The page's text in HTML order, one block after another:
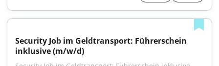
Security Job im Geldtransport: Führerschein
inklusive (m/w/d)